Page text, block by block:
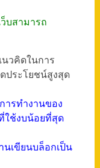
บสามารถ
วคิดในการ
ประโยชน์สูงสุด
ารทำงานของ
ใช้งบน้อยที่สุด
เขียนบล็อกเป็น